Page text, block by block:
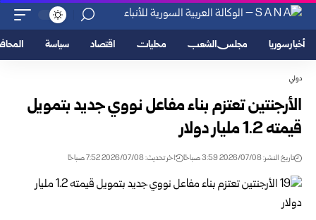
أخبار سوريا مجلس الشعب محليات اقتصاد سياسة
دولي
الأرجنتين تعتزم بناء مفاعل نووي جديد بتمويل
قيمته 1.2 مليار دولار
تاريخ النشر: 2026/07/08 3:59 صباحًا اخر تحديث: 2026/07/08 7:52 صباحًا